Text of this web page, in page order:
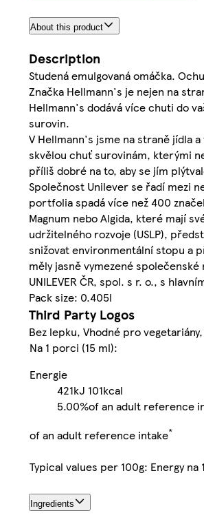
About this product
Description
Studená emulgovaná omáčka.
Značka Hellmann's je nejen na
Hellmann's dodává více chuti do
surovin.
V Hellmann's jsme na straně jídla
skvělou chuť surovinám, kterými
příliš dobré na to, aby se jím
Společnost Unilever se řadí mezi
portfolia spadá více než 400
Magnum nebo Algida, které mají
udržitelného rozvoje (USLP),
snižovat environmentální stopu a
měly jasně vymezené
UNILEVER ČR, spol. s r. o., s
Pack size: 0.405l
Third Party Logos
Bez lepku, Vhodné pro
Na 1 porci (15 ml):
Energie
421kJ 101kcal
5.00%of an adult reference
of an adult reference intake*
Typical values per 100g: Energy na
Ingredients